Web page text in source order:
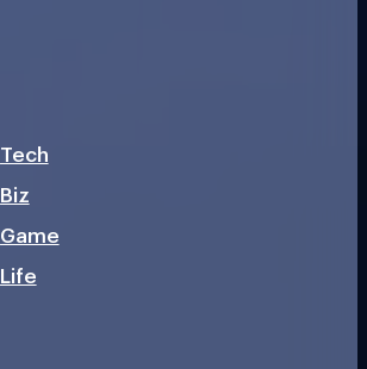
Tech
Biz
Game
Life